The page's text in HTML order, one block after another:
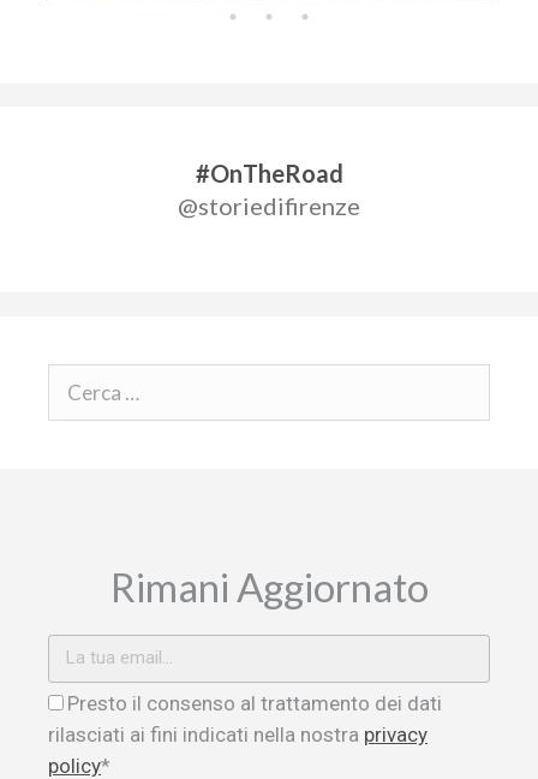
#OnTheRoad
@storiedifirenze
Rimani Aggiornato
Presto il consenso al trattamento dei dati
rilasciati ai fini indicati nella nostra privacy
policy*